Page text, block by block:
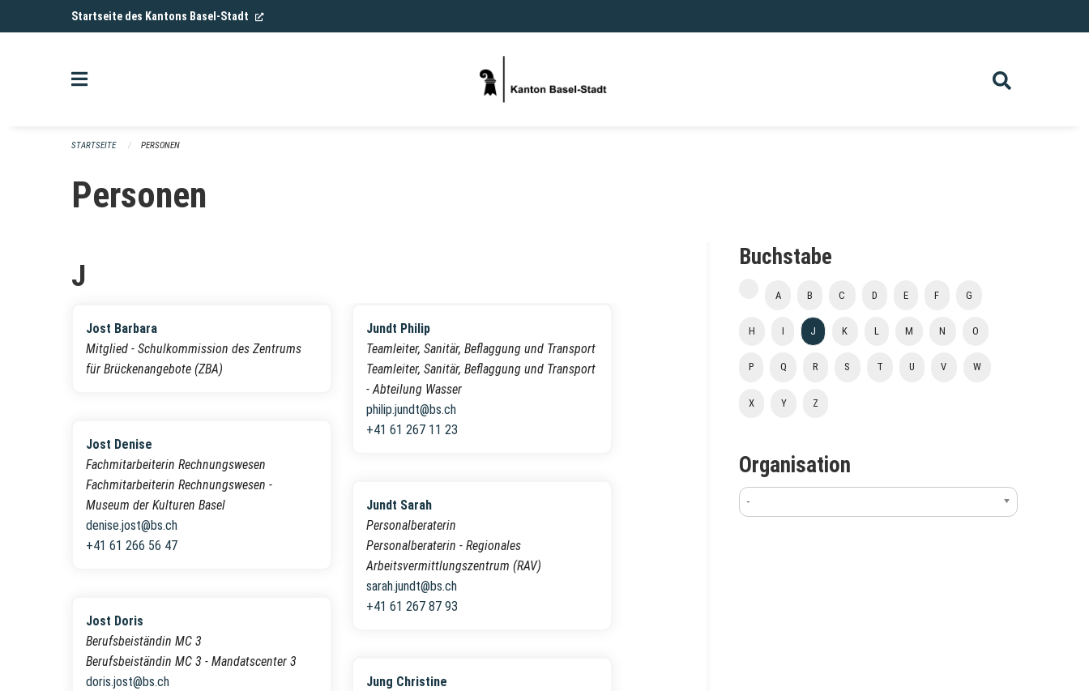
Navigation überspringenStartseite des Kantons Basel-Stadt (External Link)
STARTSEITE PERSONEN
Personen
J
Jost Barbara
Mitglied - Schulkommission des Zentrums
für Brückenangebote (ZBA)
Jost Denise
Fachmitarbeiterin Rechnungswesen
Fachmitarbeiterin Rechnungswesen -
Museum der Kulturen Basel
denise.jost@bs.ch
+41 61 266 56 47
Jost Doris
Berufsbeiständin MC 3
Berufsbeiständin MC 3 - Mandatscenter 3
doris.jost@bs.ch
Jundt Philip
Teamleiter, Sanitär, Beflaggung und Transport
Teamleiter, Sanitär, Beflaggung und Transport
- Abteilung Wasser
philip.jundt@bs.ch
+41 61 267 11 23
Jundt Sarah
Personalberaterin
Personalberaterin - Regionales
Arbeitsvermittlungszentrum (RAV)
sarah.jundt@bs.ch
+41 61 267 87 93
Jung Christine
Buchstabe
A B C D E F G
H I J K L M N O
P Q R S T U V W
X Y Z
Organisation
-